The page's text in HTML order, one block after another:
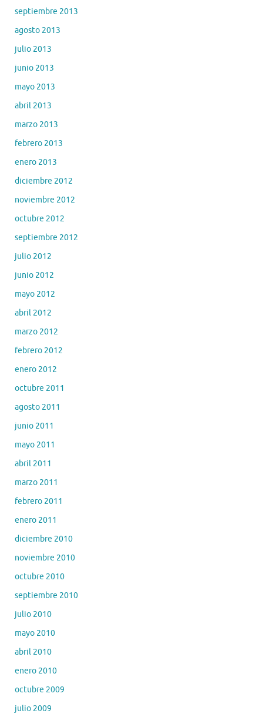
septiembre 2013
agosto 2013
julio 2013
junio 2013
mayo 2013
abril 2013
marzo 2013
febrero 2013
enero 2013
diciembre 2012
noviembre 2012
octubre 2012
septiembre 2012
julio 2012
junio 2012
mayo 2012
abril 2012
marzo 2012
febrero 2012
enero 2012
octubre 2011
agosto 2011
junio 2011
mayo 2011
abril 2011
marzo 2011
febrero 2011
enero 2011
diciembre 2010
noviembre 2010
octubre 2010
septiembre 2010
julio 2010
mayo 2010
abril 2010
enero 2010
octubre 2009
julio 2009